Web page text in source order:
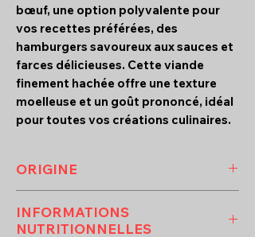
bœuf, une option polyvalente pour
vos recettes préférées, des
hamburgers savoureux aux sauces et
farces délicieuses. Cette viande
finement hachée offre une texture
moelleuse et un goût prononcé, idéal
pour toutes vos créations culinaires.
ORIGINE
INFORMATIONS
NUTRITIONNELLES